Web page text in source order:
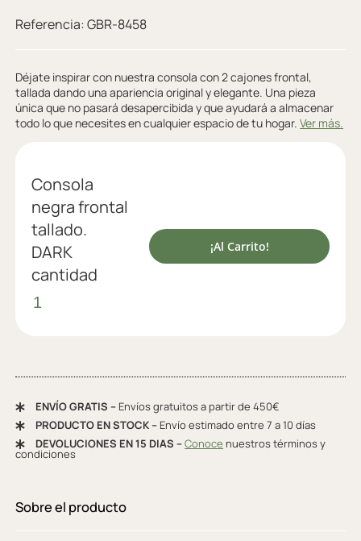
Referencia:GBR-8458
Déjate inspirar con nuestra consola con 2 cajones frontal,
tallada dando una apariencia original y elegante. Una pieza
única que no pasará desapercibida y que ayudará a almacenar
todo lo que necesites en cualquier espacio de tu hogar.Ver más.
Consola
negra frontal
tallado.
DARK
cantidad
¡Al Carrito!
ENVÍO GRATIS – Envíos gratuitos a partir de 450€
PRODUCTO EN STOCK – Envío estimado entre 7 a 10 días
DEVOLUCIONES EN 15 DIAS –Conoce nuestros términos y
condiciones
Sobre el producto